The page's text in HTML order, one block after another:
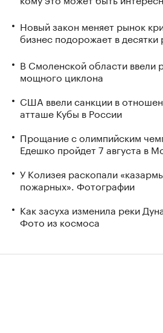
Новый закон меняет рынок
бизнес подорожает в десятки
В Смоленской области
мощного циклона
США ввели санкции в
атташе Кубы в России
Прощание с олимпийским
Едешко пройдет 7 августа в
У Колизея раскопали
пожарных». Фотографии
Как засуха изменила реки
Фото из космоса